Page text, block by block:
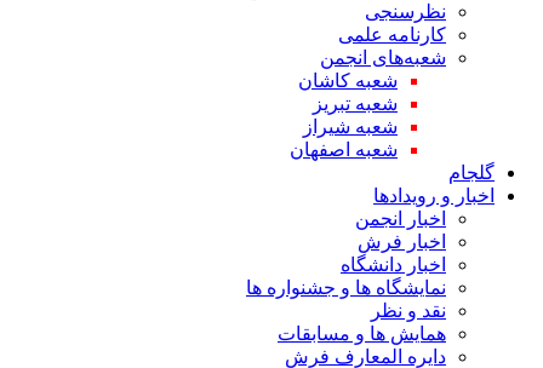
نظرسنجی
کارنامه علمی
شعبه‌های انجمن
شعبه کاشان
شعبه تبریز
شعبه شیراز
شعبه اصفهان
گلجام
اخبار و رویدادها
اخبار انجمن
اخبار فرش
اخبار دانشگاه
نمایشگاه ها و جشنواره ها
نقد و نظر
همایش ها و مسابقات
دایره المعارف فرش